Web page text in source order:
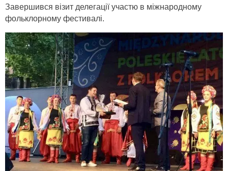
Завершився візит делегації участю в міжнародному
фольклорному фестивалі.